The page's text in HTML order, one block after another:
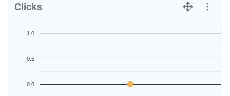
Clicks
0.0
0.5
1.0